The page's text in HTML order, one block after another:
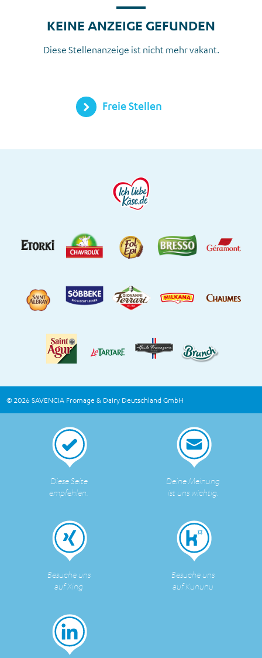
KEINE ANZEIGE GEFUNDEN
Diese Stellenanzeige ist nicht mehr vakant.
Freie Stellen
© 2026 SAVENCIA Fromage & Dairy Deutschland GmbH
Diese Seite
empfehlen.
Deine Meinung
ist uns wichtig.
Besuche uns
auf Xing
Besuche uns
auf Kununu